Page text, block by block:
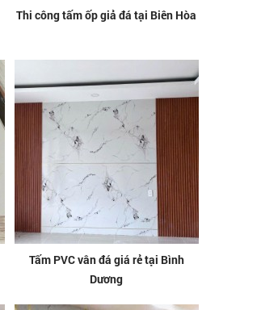
Thi công tấm ốp giả đá tại Biên Hòa
Tấm PVC vân đá giá rẻ tại Bình
Dương